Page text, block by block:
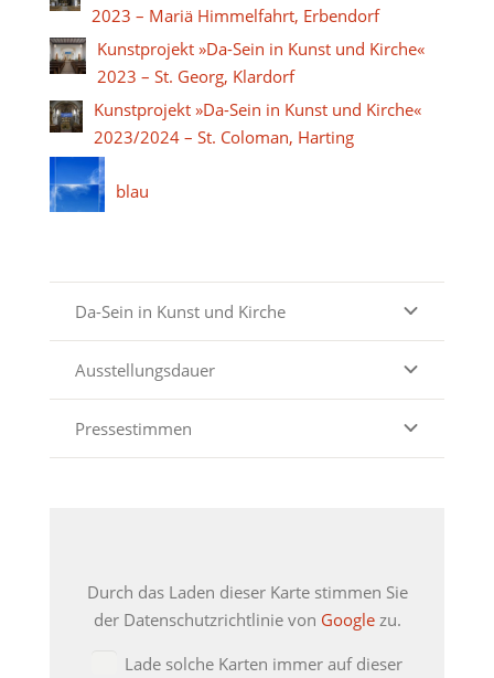
2023 – Mariä Himmelfahrt, Erbendorf
Kunstprojekt »Da-Sein in Kunst und Kirche«
2023 – St. Georg, Klardorf
Kunstprojekt »Da-Sein in Kunst und Kirche«
2023/2024 – St. Coloman, Harting
blau
Da-Sein in Kunst und Kirche
Ausstellungsdauer
Pressestimmen
Durch das Laden dieser Karte stimmen Sie
der Datenschutzrichtlinie von Googlezu.
Lade solche Karten immer auf dieser